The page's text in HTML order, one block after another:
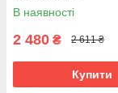
В наявності
2 480 ₴ 2 611 ₴
Купити